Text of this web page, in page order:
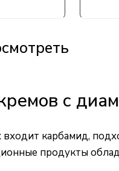
с
входит карбамид,
продукты